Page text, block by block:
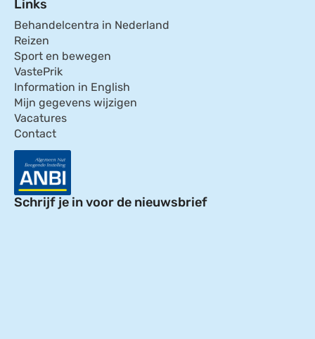
Links
Behandelcentra in Nederland
Reizen
Sport en bewegen
VastePrik
Information in English
Mijn gegevens wijzigen
Vacatures
Contact
Schrijf je in voor de nieuwsbrief